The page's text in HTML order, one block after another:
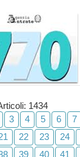
1434
3 4 5 6 7
22 23 24
39 40 41